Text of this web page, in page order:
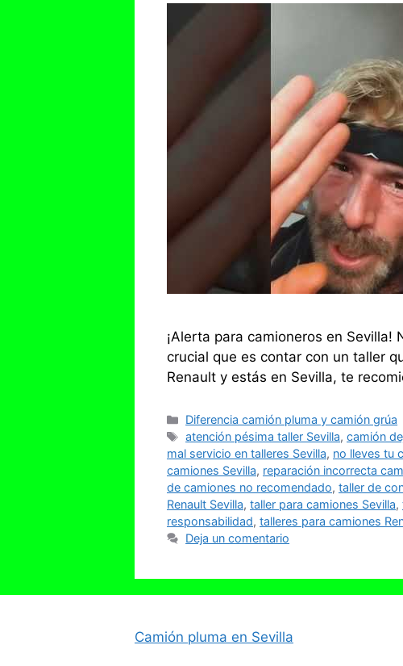
¡Alerta para camioneros en
crucial que es contar con un taller
Renault y estás en Sevilla, te
Categorías
Diferencia camión pluma y camión grúa
Etiquetas
atención pésima taller Sevilla,camión
mal servicio en talleres Sevilla, no lleves tu
camiones Sevilla, reparación incorrecta
de camiones no recomendado, taller de
Renault Sevilla, taller para camiones Sevilla,
responsabilidad, talleres para camiones
Deja un comentario
Camión pluma en Sevilla